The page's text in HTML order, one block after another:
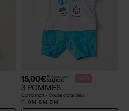
15,00€Prix boutique :
30,00€ -50%
3 POMMES
Combishort - Coupe droite bleu
T : 0 M, 6 M, 9 M